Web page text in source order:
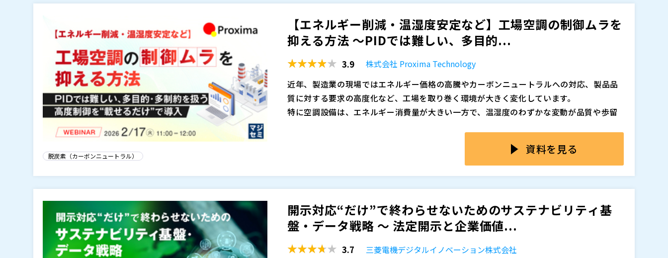
Excelやメールに依存した集計・差し替え作業が常態化し、開示対応が「戦略に活かす情
報」ではなく「報告を間に合わせる業務」に留まってしまうケースが少なくありません。
ではなく、まとめ切ること自体が目的の業務に留まってしまっています。
本セミナーでは、非財務情報を企業価値創造に結びつけるためのアーキテクチャ戦略を解
説します。
さらに、ESGデータを「ひとつの正しいソース」として管理し、開示・分析・経営判断に
し、開示プロセスを自動化するクラウド型レポーティングプラットフォーム ・cocono：G
HG排出量やカーボンフットプリントを精緻に管理し、サステナビリティ戦略を支える炭素
これにより、属人化した手作業からの脱却に加え、頻繁に変化する開示フレームワークや
基準への柔軟な対応、データモデルの陳腐化を回避し、開示対応を超えて企業価値を高め
るサステナビリティ経営の実現に向けた基盤を提供します。
・ESG／サステナビリティ情報の収集・集計・開示業務を担当している経営企画・IR・サ
ステナビリティ部門の方 ・各部門・拠点から集まるExcelやメールの集計・転記作業に限界
を感じている方 ・数値の差し替えや確認作業が頻発し、開示前のチェックや差し戻しに多
くの時間を取られている方 ・ESG情報を「作ること」に追われ、経営判断や戦略への活用
まで手が回っていないと感じている方
※当日いただいたご質問は後日開催企業より個別に回答いたします。
三菱電機デジタルイノベーション株式会社（
【エネルギー削減・温湿度安定など】工場空調の制御ムラを
抑える方法 ～PIDでは難しい、多目的...
3.9
株式会社 Proxima Technology
近年、製造業の現場ではエネルギー価格の高騰やカーボンニュートラルへの対応、製品品
質に対する要求の高度化など、工場を取り巻く環境が大きく変化しています。
特に空調設備は、エネルギー消費量が大きい一方で、温湿度のわずかな変動が品質や歩留
しかしながら、多くの工場では従来型のPID制御をベースとした空調制御が使われており、
複雑化する要求に十分対応できていないのが実情です。
変化によって負荷が大きく変動し、その都度手動調整が必要になる、といったこともある
のではないでしょうか。
また、温湿度の上下限や設備能力といった制約を守りながら、複数の目的を同時に満たす
多く聞かれます。
脱炭素（カーボンニュートラル） 資料を見る
開示対応“だけ”で終わらせないためのサステナビリティ基
盤・データ戦略 ～ 法定開示と企業価値...
3.7
三菱電機デジタルイノベーション株式会社